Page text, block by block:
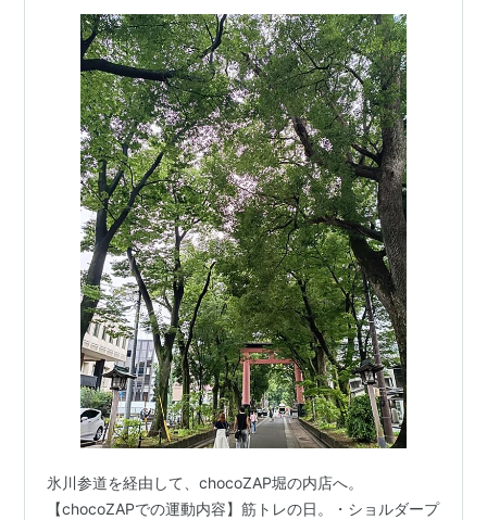
氷川参道を経由して、chocoZAP堀の内店へ。
【chocoZAPでの運動内容】筋トレの日。・ショルダープ